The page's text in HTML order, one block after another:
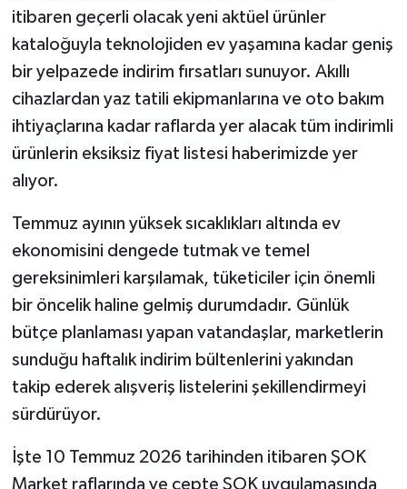
itibaren geçerli olacak yeni aktüel ürünler
kataloğuyla teknolojiden ev yaşamına kadar geniş
bir yelpazede indirim fırsatları sunuyor. Akıllı
cihazlardan yaz tatili ekipmanlarına ve oto bakım
ihtiyaçlarına kadar raflarda yer alacak tüm indirimli
ürünlerin eksiksiz fiyat listesi haberimizde yer
alıyor.
Temmuz ayının yüksek sıcaklıkları altında ev
ekonomisini dengede tutmak ve temel
gereksinimleri karşılamak, tüketiciler için önemli
bir öncelik haline gelmiş durumdadır. Günlük
bütçe planlaması yapan vatandaşlar, marketlerin
sunduğu haftalık indirim bültenlerini yakından
takip ederek alışveriş listelerini şekillendirmeyi
sürdürüyor.
İşte 10 Temmuz 2026 tarihinden itibaren ŞOK
Market raflarında ve cepte ŞOK uygulamasında